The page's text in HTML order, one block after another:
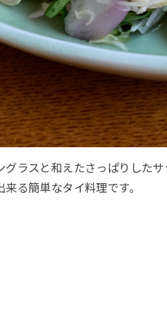
グラスと和えたさっぱりした
る簡単なタイ料理です。